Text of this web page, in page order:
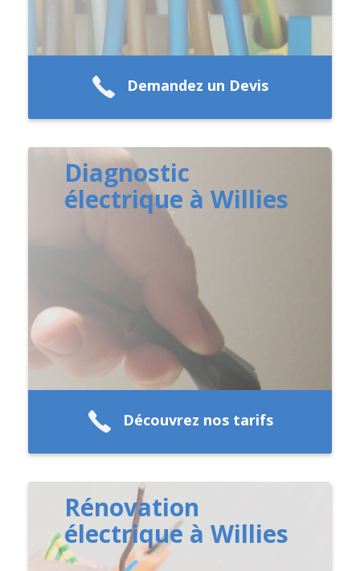
Demandez un Devis
Diagnostic
électrique à Willies
Découvrez nos tarifs
Rénovation
électrique à Willies